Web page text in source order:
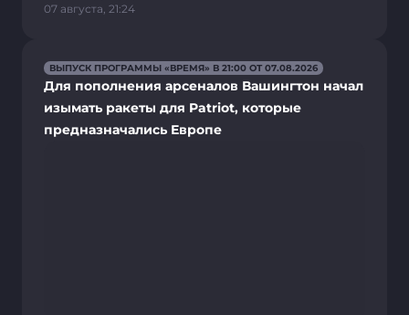
07 августа, 21:24
ВЫПУСК ПРОГРАММЫ «ВРЕМЯ» В 21:00 ОТ 07.08.2026
Для пополнения арсеналов Вашингтон начал
изымать ракеты для Patriot, которые
предназначались Европе